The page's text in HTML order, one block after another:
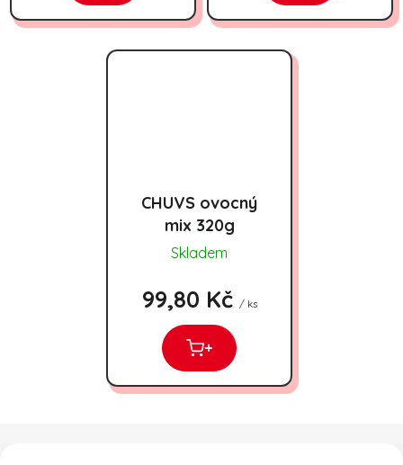
CHUVS ovocný
mix 320g
Skladem
99,80 Kč / ks
+